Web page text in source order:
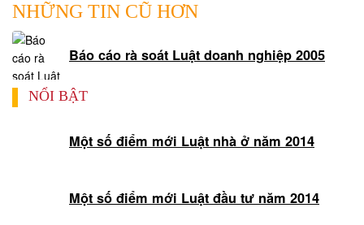
NHỮNG TIN CŨ HƠN
Báo cáo rà soát Luật doanh nghiệp 2005
NỔI BẬT
Một số điểm mới Luật nhà ở năm 2014
Một số điểm mới Luật đầu tư năm 2014